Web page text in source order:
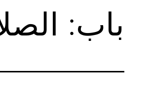
باب: